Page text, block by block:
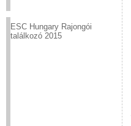
ESC Hungary Rajongói
találkozó 2015